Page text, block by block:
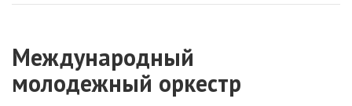
Международный
молодежный оркестр